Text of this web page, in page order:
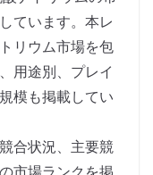
ています。本レ
リウム市場を包
用途別、プレイ
模も掲載してい
合状況、主要競